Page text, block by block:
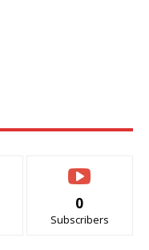
0
Subscribers